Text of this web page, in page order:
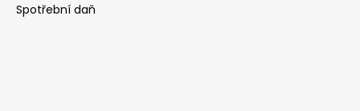
Spotřební daň